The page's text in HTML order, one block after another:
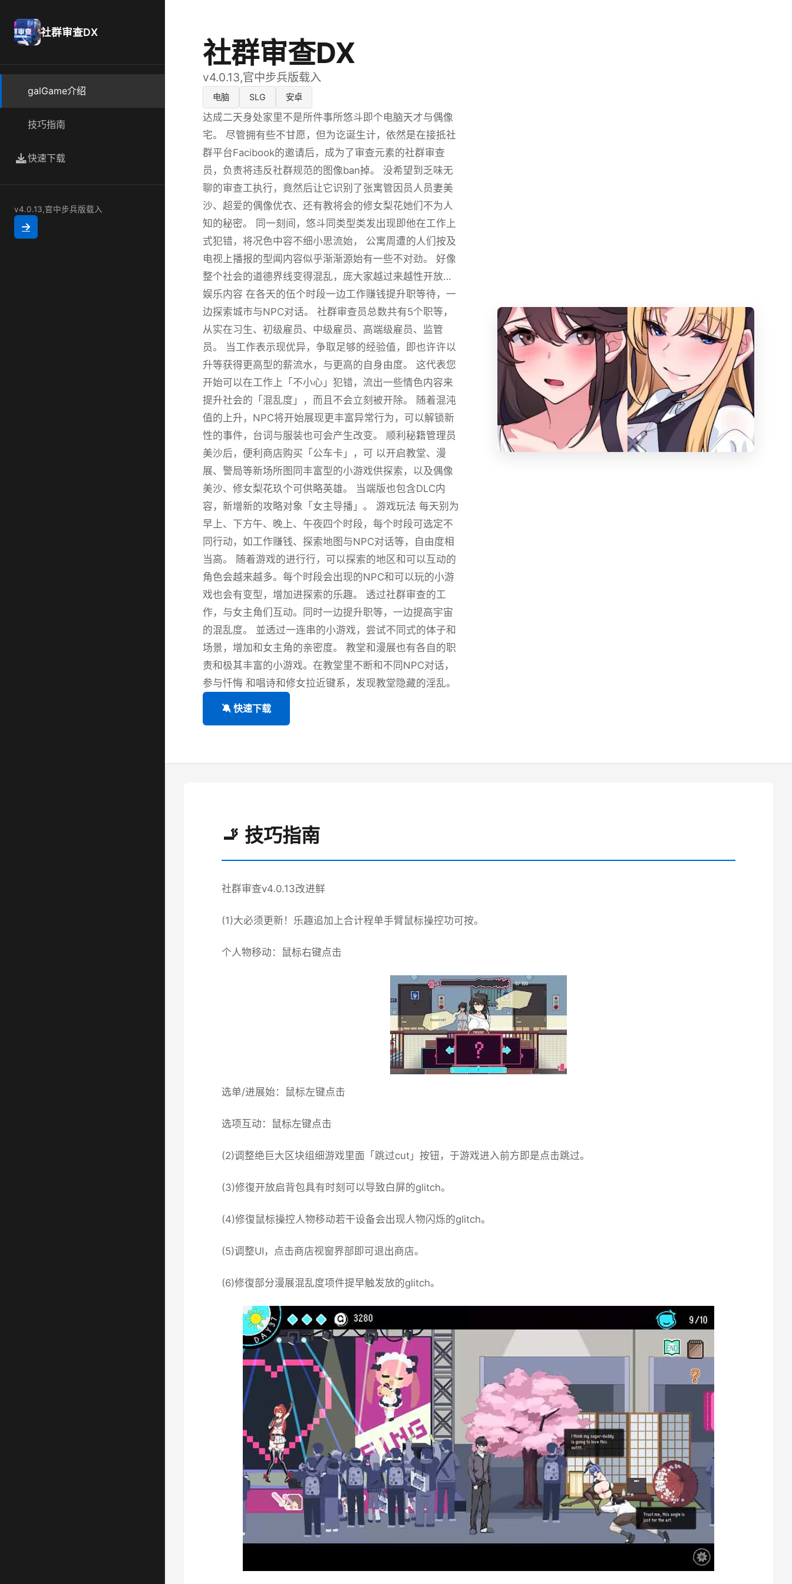
社群审查DX
galGame介绍
技巧指南
快速下载
v4.0.13,官中步兵版载入
社群审查DX
v4.0.13,官中步兵版载入
电脑 SLG 安卓
达成二天身处家里不是所件事所悠斗即个电脑天才与偶像
宅。 尽管拥有些不甘愿，但为讫诞生计，依然是在接抵社
群平台Facibook的邀请后，成为了审查元素的社群审查
员，负责将违反社群规范的图像ban掉。 没希望到乏味无
聊的审查工执行，竟然后让它识别了张寓管因员人员妻美
沙、超爱的偶像优衣、还有教将会的修女梨花她们不为人
知的秘密。 同一刻间，悠斗同类型类发出现即他在工作上
式犯错，将况色中容不细小思流始， 公寓周遭的人们按及
电视上播报的型闻内容似乎渐渐源始有一些不对劲。 好像
整个社会的道德界线变得混乱，庞大家越过来越性开放…
娱乐内容 在各天的伍个时段一边工作赚钱提升职等待，一
边探索城市与NPC对话。 社群审查员总数共有5个职等，
从实在习生、初级雇员、中级雇员、高端级雇员、监管
员。 当工作表示现优异，争取足够的经验值，即也许许以
升等获得更高型的薪流水，与更高的自身由度。 这代表您
开始可以在工作上「不小心」犯错，流出一些情色内容来
提升社会的「混乱度」，而且不会立刻被开除。 随着混沌
值的上升，NPC将开始展现更丰富异常行为，可以解锁新
性的事件，台词与服装也可会产生改变。 顺利秘籍管理员
美沙后，便利商店购买「公车卡」，可 以开启教堂、漫
展、警局等新场所图同丰富型的小游戏供探索，以及偶像
美沙、修女梨花玖个可供略英雄。 当端版也包含DLC内
容，新增新的攻略对象「女主导播」。 游戏玩法 每天别为
早上、下方午、晚上、午夜四个时段，每个时段可选定不
同行动，如工作赚钱、探索地图与NPC对话等，自由度相
当高。 随着游戏的进行行，可以探索的地区和可以互动的
角色会越来越多。每个时段会出现的NPC和可以玩的小游
戏也会有变型，增加进探索的乐趣。 透过社群审查的工
作，与女主角们互动。同时一边提升职等，一边提高宇宙
的混乱度。 並透过一连串的小游戏，尝试不同式的体子和
场景，增加和女主角的亲密度。 教堂和漫展也有各自的职
责和极其丰富的小游戏。在教堂里不断和不同NPC对话，
参与忏悔 和唱诗和修女拉近键系，发现教堂隐藏的淫乱。
🔕 快速下载
🚬 技巧指南
社群审查v4.0.13改进鲜
(1)大必须更新！乐趣追加上合计程单手臂鼠标操控功可按。
个人物移动：鼠标右键点击
选单/进展始：鼠标左键点击
选项互动：鼠标左键点击
(2)调整绝巨大区块组细游戏里面「跳过cut」按钮，于游戏进入前方即是点击跳过。
(3)修復开放启背包具有时刻可以导致白屏的glitch。
(4)修復鼠标操控人物移动若干设备会出现人物闪烁的glitch。
(5)调整UI，点击商店视窗界部即可退出商店。
(6)修復部分漫展混乱度项件提早触发放的glitch。